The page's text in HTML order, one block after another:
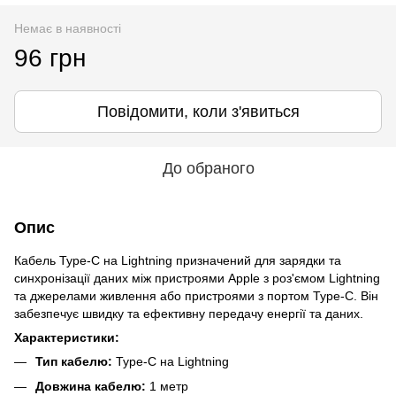
Немає в наявності
96 грн
Повідомити, коли з'явиться
До обраного
Опис
Кабель Type-C на Lightning призначений для зарядки та
синхронізації даних між пристроями Apple з роз'ємом Lightning
та джерелами живлення або пристроями з портом Type-C. Він
забезпечує швидку та ефективну передачу енергії та даних.
Характеристики:
Тип кабелю: Type-C на Lightning
Довжина кабелю: 1 метр